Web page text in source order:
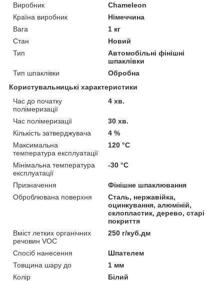
Виробник
Chameleon
Країна виробник
Німеччина
Вага
1 кг
Стан
Новий
Тип
Автомобільні фінішні
шпаклівки
Тип шпаклівки
Обробна
Користувальницькі характеристики
Час до початку
полімеризації
4 хв.
Час полімеризації
30 хв.
Кількість затверджувача
4 %
Максимальна
температура експлуатації
120 °С
Мінімальна температура
експлуатації
-30 °С
Призначення
Фінішне шпаклювання
Оброблювана поверхня
Сталь, нержавійка,
оцинкування, алюміній,
склопластик, дерево, старі
покриття
Вміст летких органічних
речовин VOC
250 г/куб.дм
Спосіб нанесення
Шпателем
Товщина шару до
1 мм
Колір
Білий